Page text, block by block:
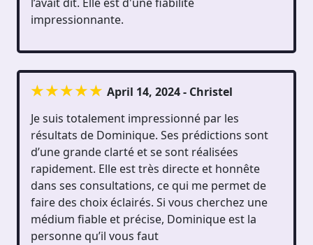
impressionnante.
April 14, 2024 - Christel
Je suis totalement impressionné par les
résultats de Dominique. Ses prédictions sont
d’une grande clarté et se sont réalisées
rapidement. Elle est très directe et honnête
dans ses consultations, ce qui me permet de
faire des choix éclairés. Si vous cherchez une
médium fiable et précise, Dominique est la
personne qu’il vous faut